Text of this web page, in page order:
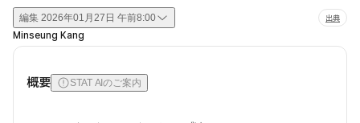
編集 2026年01月27日 午前8:00 出典
Minseung Kang
概要 STAT AIのご案内